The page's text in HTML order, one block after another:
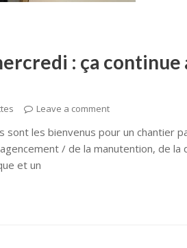
: ça continue
Leave a comment
sont les bienvenus pour un chantier
/ de la manutention, de la
et un